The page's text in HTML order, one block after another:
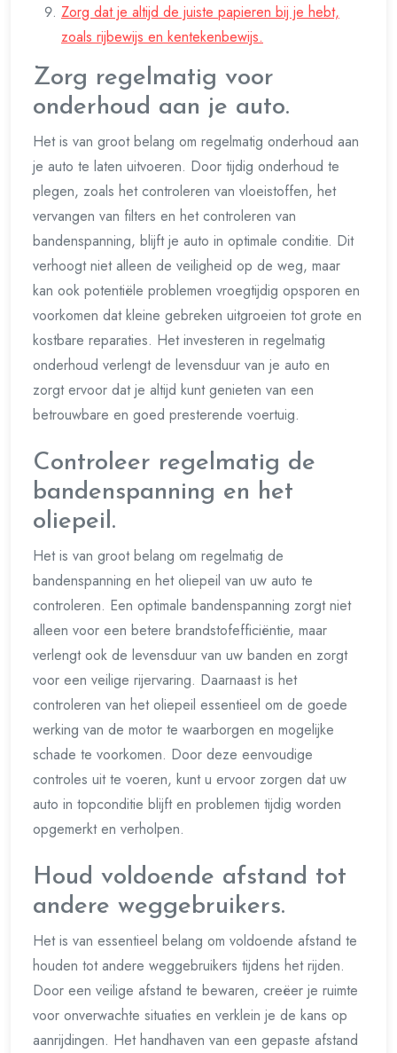
Zorg dat je altijd de juiste papieren bij je hebt,
zoals rijbewijs en kentekenbewijs.
Zorg regelmatig voor
onderhoud aan je auto.
Het is van groot belang om regelmatig onderhoud aan
je auto te laten uitvoeren. Door tijdig onderhoud te
plegen, zoals het controleren van vloeistoffen, het
vervangen van filters en het controleren van
bandenspanning, blijft je auto in optimale conditie. Dit
verhoogt niet alleen de veiligheid op de weg, maar
kan ook potentiële problemen vroegtijdig opsporen en
voorkomen dat kleine gebreken uitgroeien tot grote en
kostbare reparaties. Het investeren in regelmatig
onderhoud verlengt de levensduur van je auto en
zorgt ervoor dat je altijd kunt genieten van een
betrouwbare en goed presterende voertuig.
Controleer regelmatig de
bandenspanning en het
oliepeil.
Het is van groot belang om regelmatig de
bandenspanning en het oliepeil van uw auto te
controleren. Een optimale bandenspanning zorgt niet
alleen voor een betere brandstofefficiëntie, maar
verlengt ook de levensduur van uw banden en zorgt
voor een veilige rijervaring. Daarnaast is het
controleren van het oliepeil essentieel om de goede
werking van de motor te waarborgen en mogelijke
schade te voorkomen. Door deze eenvoudige
controles uit te voeren, kunt u ervoor zorgen dat uw
auto in topconditie blijft en problemen tijdig worden
opgemerkt en verholpen.
Houd voldoende afstand tot
andere weggebruikers.
Het is van essentieel belang om voldoende afstand te
houden tot andere weggebruikers tijdens het rijden.
Door een veilige afstand te bewaren, creëer je ruimte
voor onverwachte situaties en verklein je de kans op
aanrijdingen. Het handhaven van een gepaste afstand